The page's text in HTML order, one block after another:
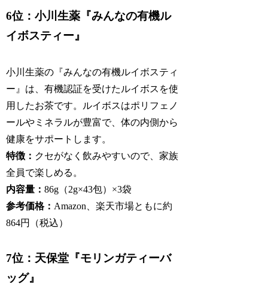
6位：小川生薬『みんなの有機ル
イボスティー』
小川生薬の『みんなの有機ルイボスティ
ー』は、有機認証を受けたルイボスを使
用したお茶です。ルイボスはポリフェノ
ールやミネラルが豊富で、体の内側から
健康をサポートします。
特徴： クセがなく飲みやすいので、家族
全員で楽しめる。
内容量：86g（2g×43包）×3袋
参考価格： Amazon、楽天市場ともに約
864円（税込）
7位：天保堂『モリンガティーバ
ッグ』